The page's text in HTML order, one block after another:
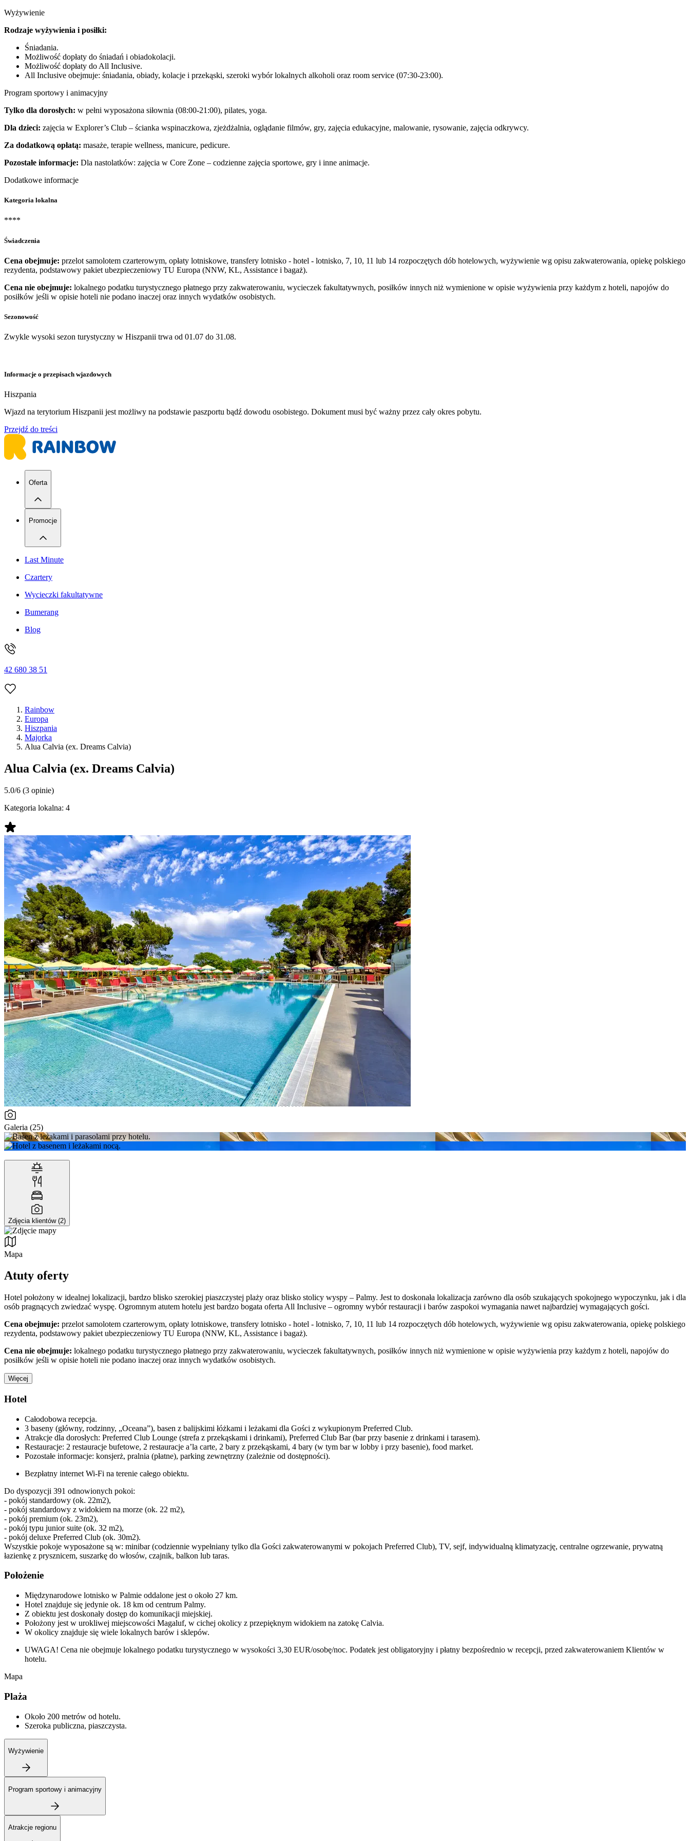
Wyżywienie
Rodzaje wyżywienia i posiłki:
Śniadania.
Możliwość dopłaty do śniadań i obiadokolacji.
Możliwość dopłaty do All Inclusive.
All Inclusive obejmuje: śniadania, obiady, kolacje i przekąski, szeroki wybór lokalnych alkoholi oraz room service (07:30-23:00).
Program sportowy i animacyjny
Tylko dla dorosłych: w pełni wyposażona siłownia (08:00-21:00), pilates, yoga.
Dla dzieci: zajęcia w Explorer’s Club – ścianka wspinaczkowa, zjeżdżalnia, oglądanie filmów, gry, zajęcia edukacyjne, malowanie, rysowanie, zajęcia odkrywcy.
Za dodatkową opłatą: masaże, terapie wellness, manicure, pedicure.
Pozostałe informacje: Dla nastolatków: zajęcia w Core Zone – codzienne zajęcia sportowe, gry i inne animacje.
Dodatkowe informacje
Kategoria lokalna
****
Świadczenia
Cena obejmuje: przelot samolotem czarterowym, opłaty lotniskowe, transfery lotnisko - hotel - lotnisko, 7, 10, 11 lub 14 rozpoczętych dób hotelowych, wyżywienie wg opisu zakwaterowania, opiekę polskiego
rezydenta, podstawowy pakiet ubezpieczeniowy TU Europa (NNW, KL, Assistance i bagaż).
Cena nie obejmuje: lokalnego podatku turystycznego płatnego przy zakwaterowaniu, wycieczek fakultatywnych, posiłków innych niż wymienione w opisie wyżywienia przy każdym z hoteli, napojów do
posiłków jeśli w opisie hoteli nie podano inaczej oraz innych wydatków osobistych.
Sezonowość
Zwykle wysoki sezon turystyczny w Hiszpanii trwa od 01.07 do 31.08.
Informacje o przepisach wjazdowych
Hiszpania
​Wjazd na terytorium Hiszpanii jest możliwy na podstawie paszportu bądź dowodu osobistego. Dokument musi być ważny przez cały okres pobytu.
Przejdź do treści
Oferta
Promocje
Last Minute
Czartery
Wycieczki fakultatywne
Bumerang
Blog
42 680 38 51
Rainbow
Europa
Hiszpania
Majorka
Alua Calvia (ex. Dreams Calvia)
Alua Calvia (ex. Dreams Calvia)
5.0/6 (3 opinie)
Kategoria lokalna: 4
Galeria (25)
Zdjęcia klientów (2)
Mapa
Atuty oferty
Hotel położony w idealnej lokalizacji, bardzo blisko szerokiej piaszczystej plaży oraz blisko stolicy wyspy – Palmy. Jest to doskonała lokalizacja zarówno dla osób szukających spokojnego wypoczynku, jak i dla
osób pragnących zwiedzać wyspę. Ogromnym atutem hotelu jest bardzo bogata oferta All Inclusive – ogromny wybór restauracji i barów zaspokoi wymagania nawet najbardziej wymagających gości.
Cena obejmuje: przelot samolotem czarterowym, opłaty lotniskowe, transfery lotnisko - hotel - lotnisko, 7, 10, 11 lub 14 rozpoczętych dób hotelowych, wyżywienie wg opisu zakwaterowania, opiekę polskiego
rezydenta, podstawowy pakiet ubezpieczeniowy TU Europa (NNW, KL, Assistance i bagaż).
Cena nie obejmuje: lokalnego podatku turystycznego płatnego przy zakwaterowaniu, wycieczek fakultatywnych, posiłków innych niż wymienione w opisie wyżywienia przy każdym z hoteli, napojów do
posiłków jeśli w opisie hoteli nie podano inaczej oraz innych wydatków osobistych.
Więcej
Hotel
Całodobowa recepcja.
3 baseny (główny, rodzinny, „Oceana”), basen z balijskimi łóżkami i leżakami dla Gości z wykupionym Preferred Club.
Atrakcje dla dorosłych: Preferred Club Lounge (strefa z przekąskami i drinkami), Preferred Club Bar (bar przy basenie z drinkami i tarasem).
Restauracje: 2 restauracje bufetowe, 2 restauracje a’la carte, 2 bary z przekąskami, 4 bary (w tym bar w lobby i przy basenie), food market.
Pozostałe informacje: konsjerż, pralnia (płatne), parking zewnętrzny (zależnie od dostępności).
Bezpłatny internet Wi-Fi na terenie całego obiektu.
Do dyspozycji 391 odnowionych pokoi:
- pokój standardowy (ok. 22m2),
- pokój standardowy z widokiem na morze (ok. 22 m2),
- pokój premium (ok. 23m2),
- pokój typu junior suite (ok. 32 m2),
- pokój deluxe Preferred Club (ok. 30m2).
Wszystkie pokoje wyposażone są w: minibar (codziennie wypełniany tylko dla Gości zakwaterowanymi w pokojach Preferred Club), TV, sejf, indywidualną klimatyzację, centralne ogrzewanie, prywatną
łazienkę z prysznicem, suszarkę do włosów, czajnik, balkon lub taras.
Położenie
Międzynarodowe lotnisko w Palmie oddalone jest o około 27 km.
Hotel znajduje się jedynie ok. 18 km od centrum Palmy.
Z obiektu jest doskonały dostęp do komunikacji miejskiej.
Położony jest w urokliwej miejscowości Magaluf, w cichej okolicy z przepięknym widokiem na zatokę Calvia.
W okolicy znajduje się wiele lokalnych barów i sklepów.
UWAGA! Cena nie obejmuje lokalnego podatku turystycznego w wysokości 3,30 EUR/osobę/noc. Podatek jest obligatoryjny i płatny bezpośrednio w recepcji, przed zakwaterowaniem Klientów w
hotelu.
Mapa
Plaża
Około 200 metrów od hotelu.
Szeroka publiczna, piaszczysta.
Wyżywienie
Program sportowy i animacyjny
Atrakcje regionu